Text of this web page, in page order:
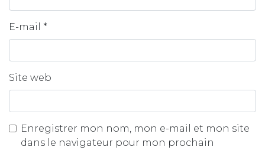
E-mail *
Site web
Enregistrer mon nom, mon e-mail et mon site
dans le navigateur pour mon prochain